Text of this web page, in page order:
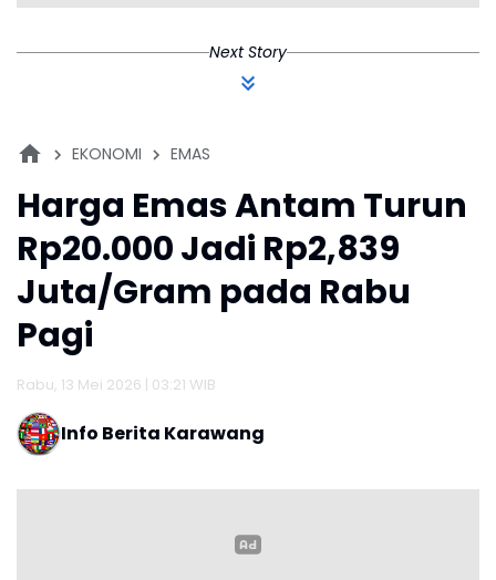
Next Story
EKONOMI EMAS
Harga Emas Antam Turun
Rp20.000 Jadi Rp2,839
Juta/Gram pada Rabu
Pagi
Rabu, 13 Mei 2026 | 03:21 WIB
Info Berita Karawang